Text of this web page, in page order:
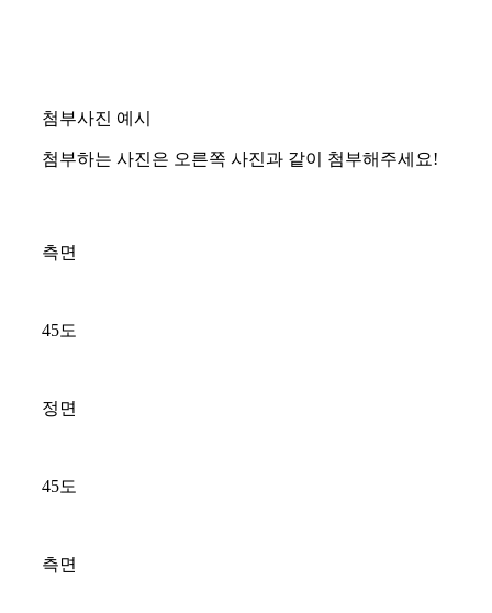
첨부사진 예시
첨부하는 사진은 오른쪽 사진과 같이 첨부해주세요!
측면
45도
정면
45도
측면